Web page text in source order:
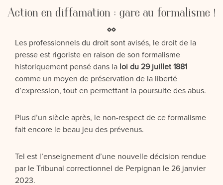
Action en diffamation : gare au formalisme !
Les professionnels du droit sont avisés, le droit de la
presse est rigoriste en raison de son formalisme
historiquement pensé dans la loi du 29 juillet 1881
comme un moyen de préservation de la liberté
d’expression, tout en permettant la poursuite des abus.
Plus d’un siècle après, le non-respect de ce formalisme
fait encore le beau jeu des prévenus.
Tel est l’enseignement d’une nouvelle décision rendue
par le Tribunal correctionnel de Perpignan le 26 janvier
2023.